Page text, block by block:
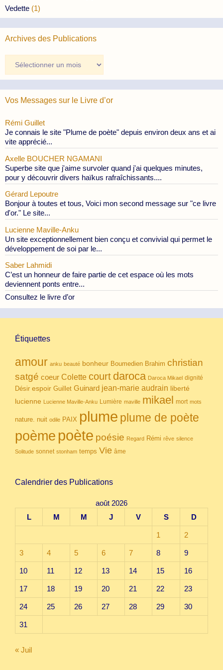
Vedette (1)
Archives des Publications
des
Publications
Vos Messages sur le Livre d’or
Rémi Guillet
Je connais le site "Plume de poète" depuis environ deux ans et ai
vite apprécié...
Axelle BOUCHER NGAMANI
Superbe site que j'aime survoler quand j'ai quelques minutes,
pour y découvrir divers haïkus rafraîchissants....
Gérard Lepoutre
Bonjour à toutes et tous, Voici mon second message sur "ce livre
d'or." Le site...
Lucienne Maville-Anku
Un site exceptionnellement bien conçu et convivial qui permet le
développement de soi par le...
Saber Lahmidi
C’est un honneur de faire partie de cet espace où les mots
deviennent ponts entre...
Consultez le livre d’or
Étiquettes
amour anku beauté bonheur Boumedien Brahim christian
satgé coeur Colette court daroca Daroca Mikael dignité
Désir espoir Guillet Guinard jean-marie audrain liberté
lucienne Lucienne Maville-Anku Lumière maville mikael mort mots
nature. nuit odile PAIX plume plume de poète
poème poète poésie Regard Rémi rêve silence
Solitude sonnet stonham temps Vie âme
Calendrier des Publications
août 2026
L
M M J V S D
1 2
3 4 5 6 7 8 9
10 11 12 13 14 15 16
17 18 19 20 21 22 23
24 25 26 27 28 29 30
31
« Juil